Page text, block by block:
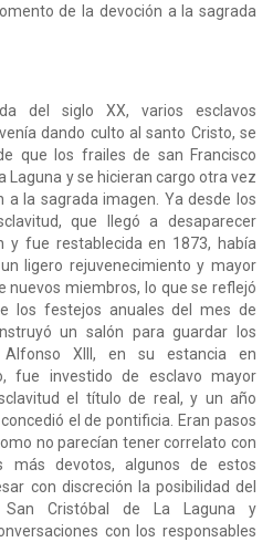
de la devoción a la sagrada
del siglo XX, varios esclavos
dando culto al santo Cristo, se
que los frailes de san Francisco
Laguna y se hicieran cargo otra vez
a la sagrada imagen. Ya desde los
que llegó a desaparecer
y fue restablecida en 1873, había
ligero rejuvenecimiento y mayor
nuevos miembros, lo que se reflejó
los festejos anuales del mes de
un salón para guardar los
XIII, en su estancia en
fue investido de esclavo mayor
el título de real, y un año
el de pontificia. Eran pasos
no parecían tener correlato con
más devotos, algunos de estos
con discreción la posibilidad del
Cristóbal de La Laguna y
con los responsables